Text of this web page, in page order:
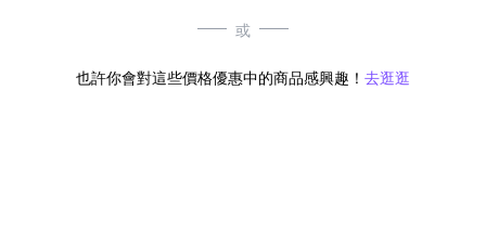
或
也許你會對這些價格優惠中的商品感興趣！ 去逛逛